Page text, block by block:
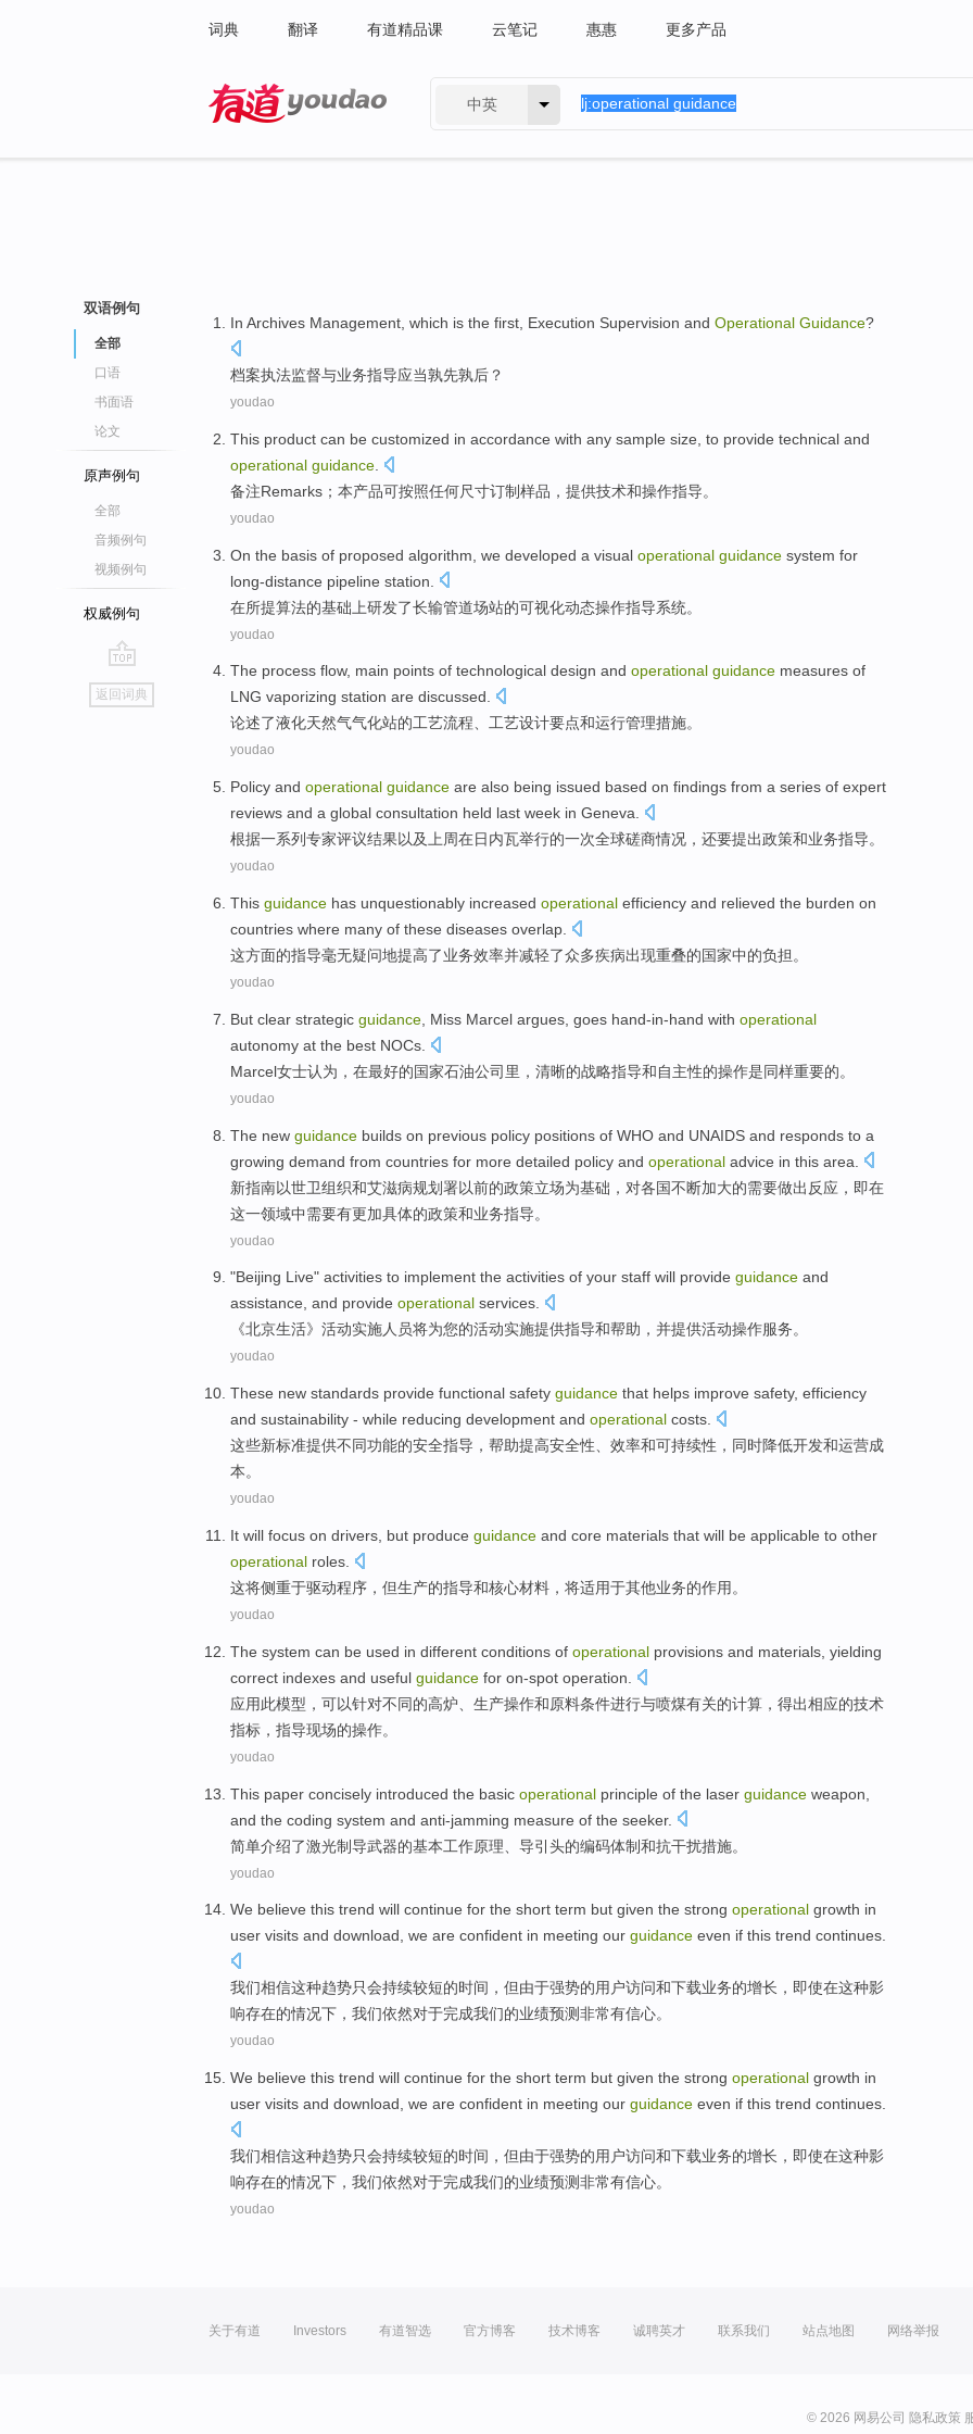
词典 翻译 有道精品课 云笔记 惠惠 更多产品
中英
双语例句
全部
口语
书面语
论文
原声例句
全部
音频例句
视频例句
权威例句
go
top
返回词典
In Archives Management , which is the first Execution Supervision and Operational Guidance?
档案执法监督与业务指导应当孰先孰后？
youdao
This product can be customized in accordance with any sample size , to provide technical and
operational guidance
备注Remarks ； 本产品可按照任何尺寸订制样品 ， 提供技术和操作指导。
youdao
On the basis of proposed algorithm we developed a visual operational guidance system for
long-distance pipeline station
在所提算法的基础上研发了长输管道场站的可视化动态操作指导系统。
youdao
The process flow, main points of technological design and operational guidance measures of
LNG vaporizing station are discussed.
论述了液化天然气气化站的工艺流程、 工艺设计要点和运行管理措施。
youdao
Policy and operational guidance are also being issued based on findings from a series of expert
reviews and a global consultation held last week in Geneva
根据一系列专家评议结果以及 上周在日内瓦举行的一次全球磋商情况 ， 还要提出政策和业务指导。
youdao
This guidance has unquestionably increased operational efficiency and relieved the burden on
countries where many of these diseases overlap
这方面的指导毫无疑问地提高了业务效率并减轻了众多疾病出现重叠的国家中的负担 。
youdao
But clear strategic guidance , Miss Marcel argues , goes hand-in-hand with operational
autonomy at the best NOCs
Marcel女士认为 ， 在最好的国家石油公司里， 清晰的战略指导和自主性的操作是同样重要的。
youdao
The new guidance builds on previous policy positions of WHO and UNAIDS and responds to a
growing demand from countries for more detailed policy and operational advice in this area
新指南以世卫组织和艾滋病规划署以前的政策立场为基础， 对各国不断加大的需要做出反应，即在
这一领域中需要有更加具体的政策和业务指导。
youdao
"Beijing Live" activities to implement the activities of your staff will provide guidance and
assistance, and provide operational services.
《北京生活》 活动实施人员将为您的活动实施提供指导和帮助 ， 并提供活动操作服务。
youdao
These new standards provide functional safety guidance that helps improve safety, efficiency
and sustainability - while reducing development and operational costs
这些新标准提供不同功能的安全指导 ， 帮助提高安全性 效率和可持续性 ， 同时降低开发和运营成
本。
youdao
It will focus on drivers but produce guidance and core materials that will be applicable to other
operational roles
这将侧重于驱动程序 ， 但生产的指导和核心材料 ，将适用于其他业务的作用。
youdao
The system can be used in different conditions of operational provisions and materials yielding
correct indexes and useful guidance for on-spot operation
应用此模型， 可以针对不同的高炉、生产操作和原料条件进行与喷煤有关的计算，得出相应的技术
指标 ， 指导现场的操作。
youdao
This paper concisely introduced the basic operational principle of the laser guidance weapon
and the coding system and anti-jamming measure of the seeker.
简单介绍了激光制导武器的基本工作原理 、导引头的编码体制和抗干扰措施。
youdao
We believe this trend will continue for the short term but given the strong operational growth in
user visits and download, we are confident in meeting our guidance even if this trend continues.
我们相信这种趋势只会持续较短的时间， 但由于强势的用户访问和下载业务的增长 ， 即使在这种影
响存在的情况下， 我们依然对于完成我们的业绩预测非常有信心。
youdao
We believe this trend will continue for the short term but given the strong operational growth in
user visits and download we are confident in meeting our guidance even if this trend continues
我们相信这种趋势只会持续较短的时间， 但由于强势的用户访问和下载业务的增长 ， 即使在这种影
响存在的情况下， 我们依然对于完成我们的业绩预测非常有信心。
youdao
关于有道 Investors 有道智选 官方博客 技术博客 诚聘英才 联系我们 站点地图 网络举报
© 2026 网易公司 隐私政策